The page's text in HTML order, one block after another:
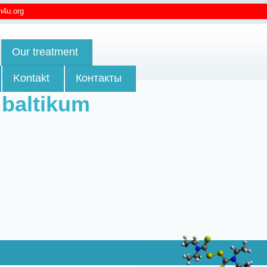
Our treatment
Kontakt Контакты
baltikum